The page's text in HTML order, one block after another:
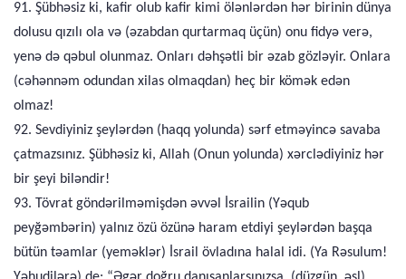
91. Şübhəsiz ki, kafir olub kafir kimi ölənlərdən hər birinin dünya
dolusu qızılı ola və (əzabdan qurtarmaq üçün) onu fidyə verə,
yenə də qəbul olunmaz. Onları dəhşətli bir əzab gözləyir. Onlara
(cəhənnəm odundan xilas olmaqdan) heç bir kömək edən
olmaz!
92. Sevdiyiniz şeylərdən (haqq yolunda) sərf etməyincə savaba
çatmazsınız. Şübhəsiz ki, Allah (Onun yolunda) xərclədiyiniz hər
bir şeyi biləndir!
93. Tövrat göndərilməmişdən əvvəl İsrailin (Yəqub
peyğəmbərin) yalnız özü özünə haram etdiyi şeylərdən başqa
bütün təamlar (yeməklər) İsrail övladına halal idi. (Ya Rəsulum!